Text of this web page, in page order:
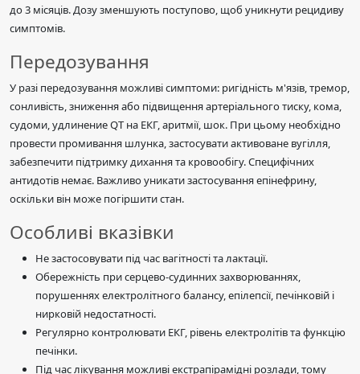
до 3 місяців. Дозу зменшують поступово, щоб уникнути рецидиву
симптомів.
Передозування
У разі передозування можливі симптоми: ригідність м'язів, тремор,
сонливість, зниження або підвищення артеріального тиску, кома,
судоми, удлинение QT на ЕКГ, аритмії, шок. При цьому необхідно
провести промивання шлунка, застосувати активоване вугілля,
забезпечити підтримку дихання та кровообігу. Специфічних
антидотів немає. Важливо уникати застосування епінефрину,
оскільки він може погіршити стан.
Особливі вказівки
Не застосовувати під час вагітності та лактації.
Обережність при серцево-судинних захворюваннях,
порушеннях електролітного балансу, епілепсії, печінковій і
нирковій недостатності.
Регулярно контролювати ЕКГ, рівень електролітів та функцію
печінки.
Під час лікування можливі екстрапірамідні розлади, тому